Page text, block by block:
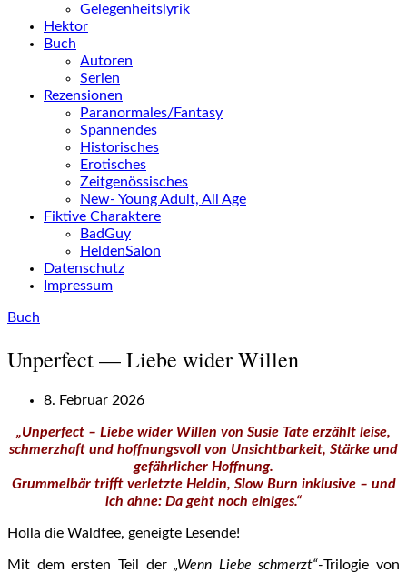
Gelegenheitslyrik
Hektor
Buch
Autoren
Serien
Rezensionen
Paranormales/Fantasy
Spannendes
Historisches
Erotisches
Zeitgenössisches
New- Young Adult, All Age
Fiktive Charaktere
BadGuy
HeldenSalon
Datenschutz
Impressum
Buch
Unperfect — Liebe wider Willen
8. Februar 2026
„Unperfect – Liebe wider Willen von Susie Tate erzählt leise,
schmerzhaft und hoffnungsvoll von Unsichtbarkeit, Stärke und
gefährlicher Hoffnung.
Grummelbär trifft verletzte Heldin, Slow Burn inklusive – und
ich ahne: Da geht noch einiges.“
Holla die Waldfee, geneigte Lesende!
Mit dem ersten Teil der„Wenn Liebe schmerzt“-Trilogie von